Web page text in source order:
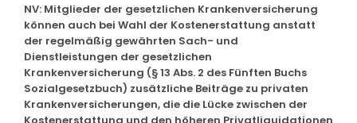
NV: Mitglieder der gesetzlichen Krankenversicherung
können auch bei Wahl der Kostenerstattung anstatt
der regelmäßig gewährten Sach- und
Dienstleistungen der gesetzlichen
Krankenversicherung (§ 13 Abs. 2 des Fünften Buchs
Sozialgesetzbuch) zusätzliche Beiträge zu privaten
Krankenversicherungen, die die Lücke zwischen der